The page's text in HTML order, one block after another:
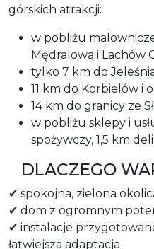
górskich atrakcji:
w pobliżu
Mędralowa i Lachów
tylko 7 km do
11 km do Korbielów i
14 km do granicy ze
w pobliżu sklepy i
spożywczy, 1,5 km
DLACZEGO
✔ spokojna, zielona
✔ dom z ogromnym
✔ instalacje
łatwiejsza adaptacja